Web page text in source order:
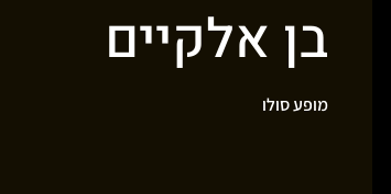
בן אלקיים
מופע סולו